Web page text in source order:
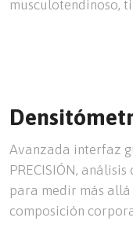
musculotendinoso,
Avanzada interfaz
PRECISIÓN,
para medir más allá
composición